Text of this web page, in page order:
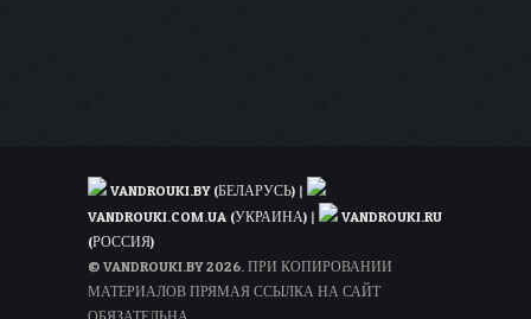
VANDROUKI.BY (БЕЛАРУСЬ) |
VANDROUKI.COM.UA (УКРАИНА) |
VANDROUKI.RU
(РОССИЯ)
© VANDROUKI.BY 2026. ПРИ КОПИРОВАНИИ
МАТЕРИАЛОВ ПРЯМАЯ ССЫЛКА НА САЙТ